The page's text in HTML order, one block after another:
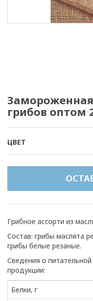
грибов оптом
ЦВЕТ
Грибное ассорти из
Состав: грибы маслята
грибы белые резаные.
Сведения о
продукции:
Белки, г